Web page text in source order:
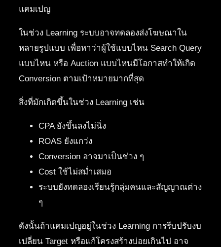
แคมเปญ
ในช่วง Learning ระบบอาจทดลองส่งโฆษณาใน
หลายรูปแบบ เพื่อหาว่าผู้ใช้แบบไหน Search Query
แบบไหน หรือ Auction แบบไหนมีโอกาสทำให้เกิด
Conversion ตามเป้าหมายมากที่สุด
สิ่งที่มักเกิดขึ้นในช่วง Learning เช่น
CPA ยังขึ้นลงไม่นิ่ง
ROAS ยังแกว่ง
Conversion อาจมาเป็นช่วง ๆ
Cost ใช้ไม่สม่ำเสมอ
ระบบยังทดลองเรียนรู้กลุ่มคนและสัญญาณต่าง
ๆ
ดังนั้นถ้าแคมเปญอยู่ในช่วง Learning การรีบปรับงบ
เปลี่ยน Target หรือแก้โครงสร้างบ่อยเกินไป อาจ